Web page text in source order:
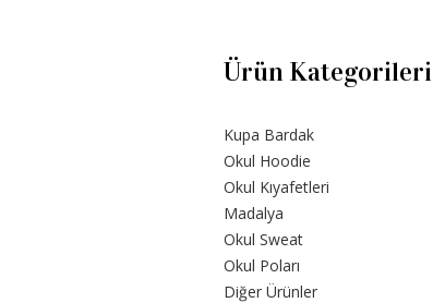
Ürün Kategorileri
Kupa Bardak
Okul Hoodie
Okul Kıyafetleri
Madalya
Okul Sweat
Okul Poları
Diğer Ürünler